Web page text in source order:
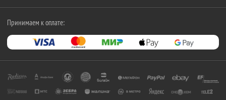
Принимаем к оплате: